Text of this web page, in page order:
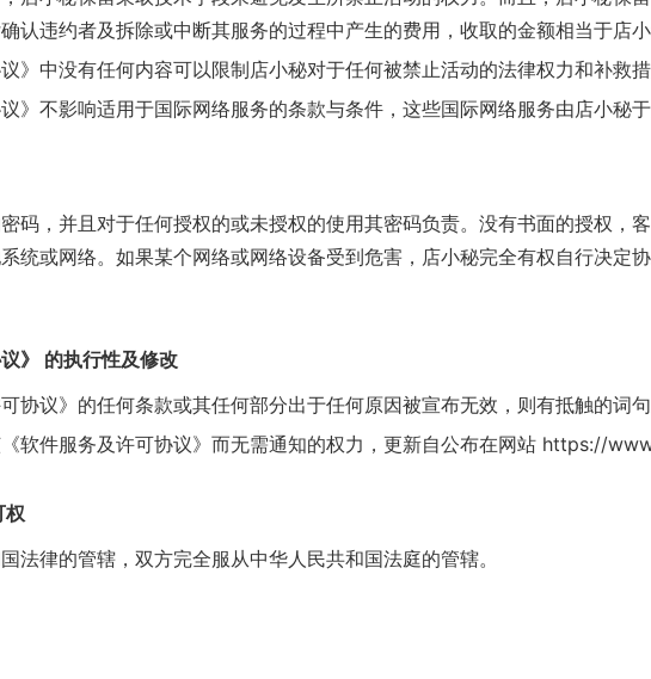
认违约者及拆除或中断其服务的过程中产生的费用，收取的金额相当于店
》中没有任何内容可以限制店小秘对于任何被禁止活动的法律权力和补救措
》不影响适用于国际网络服务的条款与条件，这些国际网络服务由店小秘于
码，并且对于任何授权的或未授权的使用其密码负责。没有书面的授权，
统或网络。如果某个网络或网络设备受到危害，店小秘完全有权自行决定
》 的执行性及修改
协议》的任何条款或其任何部分出于任何原因被宣布无效，则有抵触的词
软件服务及许可协议》而无需通知的权力，更新自公布在网站 https://
权
法律的管辖，双方完全服从中华人民共和国法庭的管辖。